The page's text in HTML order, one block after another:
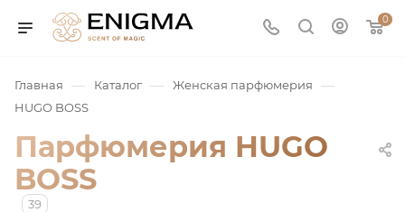
0
Главная — Каталог — Женская парфюмерия —
HUGO BOSS
Парфюмерия HUGO
BOSS
39